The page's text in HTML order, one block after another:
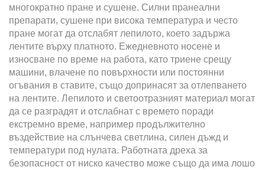
многократно пране и сушене. Силни пранеални
препарати, сушене при висока температура и често
пране могат да отслабят лепилото, което задържа
лентите върху платното. Ежедневното носене и
износване по време на работа, като триене срещу
машини, влачене по повърхности или постоянни
огъвания в ставите, също допринасят за отлепването
на лентите. Лепилото и светоотразният материал могат
да се разградят и отслабнат с времето поради
екстремно време, например продължително
въздействие на слънчева светлина, силен дъжд и
температури под нулата. Работната дреха за
безопасност от ниско качество може също да има лошо